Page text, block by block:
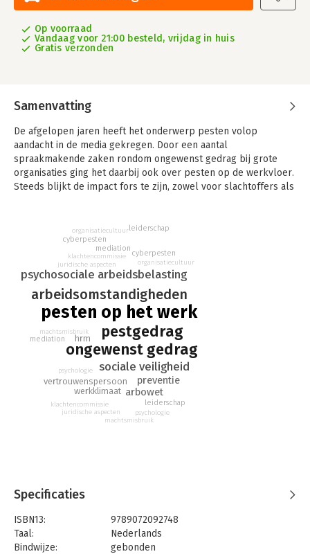
Op voorraad
Vandaag voor 21:00 besteld, vrijdag in huis
Gratis verzonden
Samenvatting
De afgelopen jaren heeft het onderwerp pesten volop
aandacht in de media gekregen. Door een aantal
spraakmakende zaken rondom ongewenst gedrag bij grote
organisaties ging het daarbij ook over pesten op de werkvloer.
Steeds blijkt de impact fors te zijn, zowel voor slachtoffers als
Maar hoe herken je pesten (of wanneer kan je met recht
spreken van pesten)? Hoe is pesten op het werk ontstaan?
Wat zijn de oorzaken en hoe kun je pesten aanpakken en
voorkomen?
Dit boek biedt praktische handvatten om pesten op de
werkvloer te voorkomen en, als het toch gebeurt, te stoppen.
Een must voor HR, preventiemedewerkers,
vertrouwenspersonen, mediators, klachtencommissies en
onderzoekers. Maar ook bestuurders, leidinggevenden en
directies die verantwoordelijk zijn voor een gezonde en veilige
pesten op het werk
pestgedrag
ongewenst gedrag
arbeidsomstandigheden
sociale veiligheid
psychosociale arbeidsbelasting
preventie
arbowet
werkklimaat
vertrouwenspersoon
hrm
psychologie
machtsmisbruik
juridische aspecten
klachtencommissie
mediation
cyberpesten
organisatiecultuur
leiderschap
psychologie
machtsmisbruik
juridische aspecten
klachtencommissie
mediation
cyberpesten
organisatiecultuurleiderschap
Specificaties
ISBN13:
9789072092748
Taal:
Nederlands
Bindwijze:
gebonden